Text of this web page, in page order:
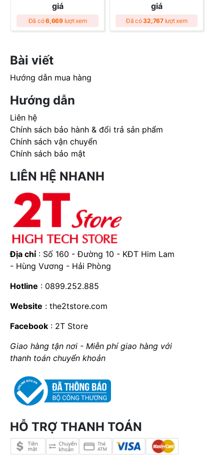
giá
Đã có6,669lượt xem
giá
Đã có32,767lượt xem
Bài viết
Hướng dẫn mua hàng
Hướng dẫn
Liên hệ
Chính sách bảo hành & đổi trả sản phẩm
Chính sách vận chuyển
Chính sách bảo mật
LIÊN HỆ NHANH
Địa chỉ: Số 160 - Đường 10 - KĐT Him Lam
- Hùng Vương - Hải Phòng
Hotline : 0899.252.885
Website :the2tstore.com
Facebook : 2T Store
Giao hàng tận nơi - Miễn phí giao hàng với
thanh toán chuyển khoản
HỖ TRỢ THANH TOÁN